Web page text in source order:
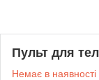
Пульт для
Немає в наявності